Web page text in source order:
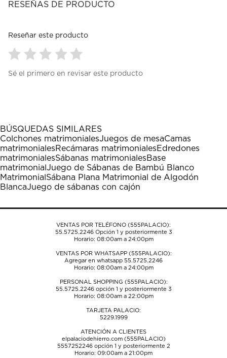
RESEÑAS DE PRODUCTO
Reseñar este producto
para
1
estrella
Esta
acción
abrirá
el
formulario
de
para
estrellas.
Esta
acción
abrirá
el
formulario
de
para
estrellas.
Esta
acción
abrirá
el
formulario
de
para
estrellas.
Esta
acción
abrirá
el
formulario
de
para
estrellas.
Esta
acción
abrirá
el
formulario
de
Sé el primero en revisar este producto
BÚSQUEDAS SIMILARES
Colchones matrimonialesJuegos de mesaCamas
matrimonialesRecámaras matrimonialesEdredones
matrimonialesSábanas matrimonialesBase
matrimonial Juego de Sábanas de Bambú Blanco
Matrimonial Sábana Plana Matrimonial de Algodón
BlancaJuego de sábanas con cajón
VENTAS POR TELÉFONO (555PALACIO):
55.5725.2246Opción 1 y posteriormente 3
Horario: 08:00am a 24:00pm
VENTAS POR WHATSAPP (555PALACIO):
Agregar en whatsapp 55.5725.2246
Horario: 08:00am a 24:00pm
PERSONAL SHOPPING (555PALACIO):
55.5725.2246opción 1 y posteriormente 3
Horario: 08:00am a 22:00pm
TARJETA PALACIO:
5229.1999
ATENCIÓN A CLIENTES
elpalaciodehierro.com (555PALACIO)
5557252246opción 1 y posteriormente 2
Horario: 09:00am a 21:00pm